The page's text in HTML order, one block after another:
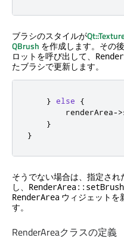
ブラシのスタイルが
QBrush を作成します。その後
ロットを呼び出して、
たブラシで更新します。
} else
{
        renderArea
->
}
}
そうでない場合は、指定さ
し、
RenderArea ウィジェットを
す。
RenderAreaクラスの定義